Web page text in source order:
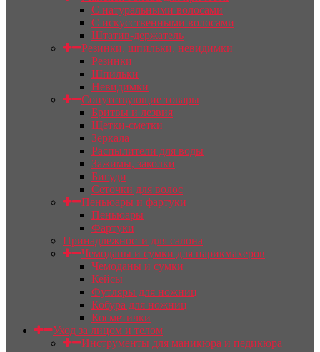
С натуральными волосами
С искусственными волосами
Штатив-держатель
Резинки, шпильки, невидимки
Резинки
Шпильки
Невидимки
Сопутствующие товары
Бритвы и лезвия
Щетки-сметки
Зеркала
Распылители для воды
Зажимы, заколки
Бигуди
Сеточки для волос
Пеньюары и фартуки
Пеньюары
Фартуки
Принадлежности для салона
Чемоданы и сумки для парикмахеров
Чемоданы и сумки
Кейсы
Футляры для ножниц
Кобура для ножниц
Косметички
Уход за лицом и телом
Инструменты для маникюра и педикюра